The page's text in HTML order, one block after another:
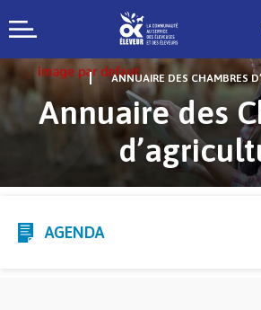
ANNUAIRE DES CHAMBRES
Annuaire des
AGENDA